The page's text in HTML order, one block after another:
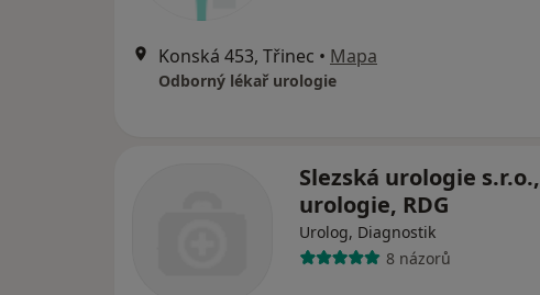
Konská 453, Třinec • Mapa
Odborný lékař urologie
Slezská urologie s.r.o.,
urologie, RDG
Urolog, Diagnostik
8 názorů